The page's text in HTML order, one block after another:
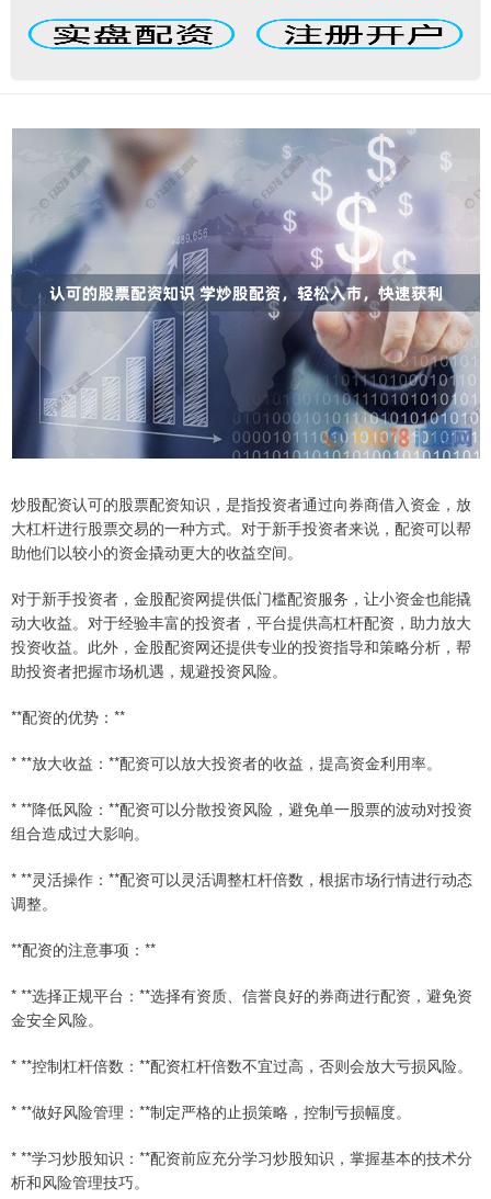
炒股配资认可的股票配资知识，是指投资者通过向券商借入资金，放
大杠杆进行股票交易的一种方式。对于新手投资者来说，配资可以帮
助他们以较小的资金撬动更大的收益空间。
对于新手投资者，金股配资网提供低门槛配资服务，让小资金也能撬
动大收益。对于经验丰富的投资者，平台提供高杠杆配资，助力放大
投资收益。此外，金股配资网还提供专业的投资指导和策略分析，帮
助投资者把握市场机遇，规避投资风险。
**配资的优势：**
* **放大收益：**配资可以放大投资者的收益，提高资金利用率。
* **降低风险：**配资可以分散投资风险，避免单一股票的波动对投资
组合造成过大影响。
* **灵活操作：**配资可以灵活调整杠杆倍数，根据市场行情进行动态
调整。
**配资的注意事项：**
* **选择正规平台：**选择有资质、信誉良好的券商进行配资，避免资
金安全风险。
* **控制杠杆倍数：**配资杠杆倍数不宜过高，否则会放大亏损风险。
* **做好风险管理：**制定严格的止损策略，控制亏损幅度。
* **学习炒股知识：**配资前应充分学习炒股知识，掌握基本的技术分
析和风险管理技巧。